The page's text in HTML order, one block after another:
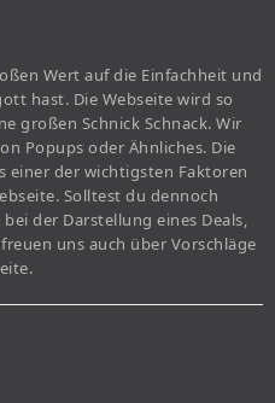
Wert auf die Einfachheit und
hast. Die Webseite wird so
großen Schnick Schnack. Wir
Popups oder Ähnliches. Die
einer der wichtigsten Faktoren
Solltest du dennoch
der Darstellung eines Deals,
uns auch über Vorschläge